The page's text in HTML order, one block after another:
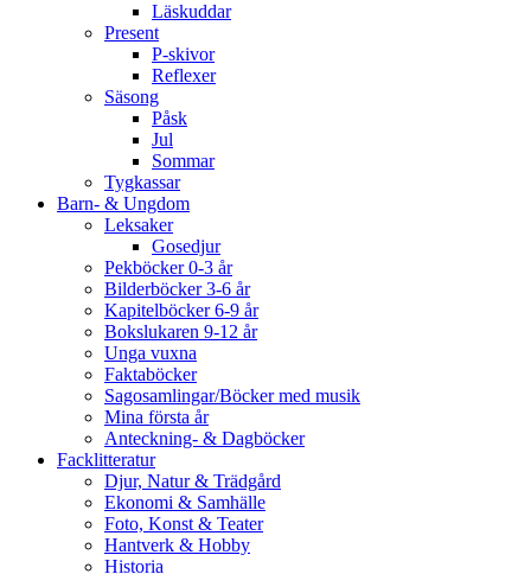
Läskuddar
Present
P-skivor
Reflexer
Säsong
Påsk
Jul
Sommar
Tygkassar
Barn- & Ungdom
Leksaker
Gosedjur
Pekböcker 0-3 år
Bilderböcker 3-6 år
Kapitelböcker 6-9 år
Bokslukaren 9-12 år
Unga vuxna
Faktaböcker
Sagosamlingar/Böcker med musik
Mina första år
Anteckning- & Dagböcker
Facklitteratur
Djur, Natur & Trädgård
Ekonomi & Samhälle
Foto, Konst & Teater
Hantverk & Hobby
Historia